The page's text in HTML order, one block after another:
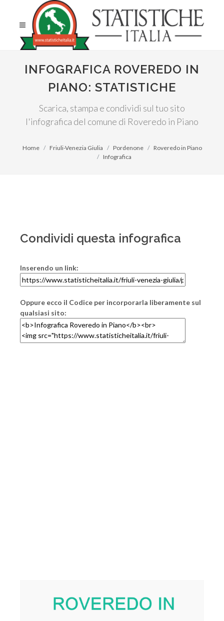
INFOGRAFICA ROVEREDO IN
PIANO: STATISTICHE
Scarica, stampa e condividi sul tuo sito
l'infografica del comune di Roveredo in Piano
Home Friuli-Venezia Giulia Pordenone
Roveredo in Piano
Infografica
Condividi questa infografica
Inserendo un link:
Oppure ecco il Codice per incorporarla liberamente sul
qualsiasi sito: